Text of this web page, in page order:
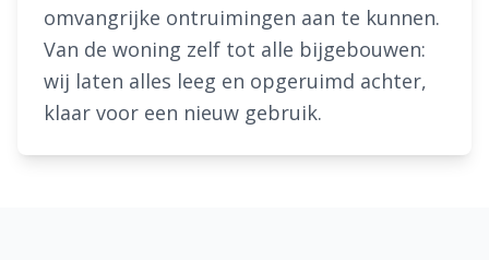
omvangrijke ontruimingen aan te kunnen.
Van de woning zelf tot alle bijgebouwen:
wij laten alles leeg en opgeruimd achter,
klaar voor een nieuw gebruik.